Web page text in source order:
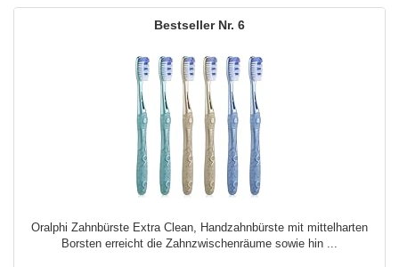
6
Oralphi Zahnbürste Extra Clean, Handzahnbürste mit mittelharten
Borsten erreicht die Zahnzwischenräume sowie hin ...